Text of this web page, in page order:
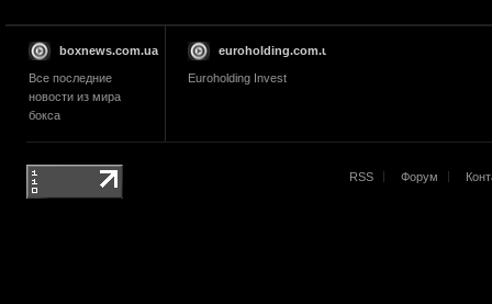
boxnews.com.ua
Все последние
новости из мира
бокса
euroholding.com.ua
Euroholding Invest
RSS Форум